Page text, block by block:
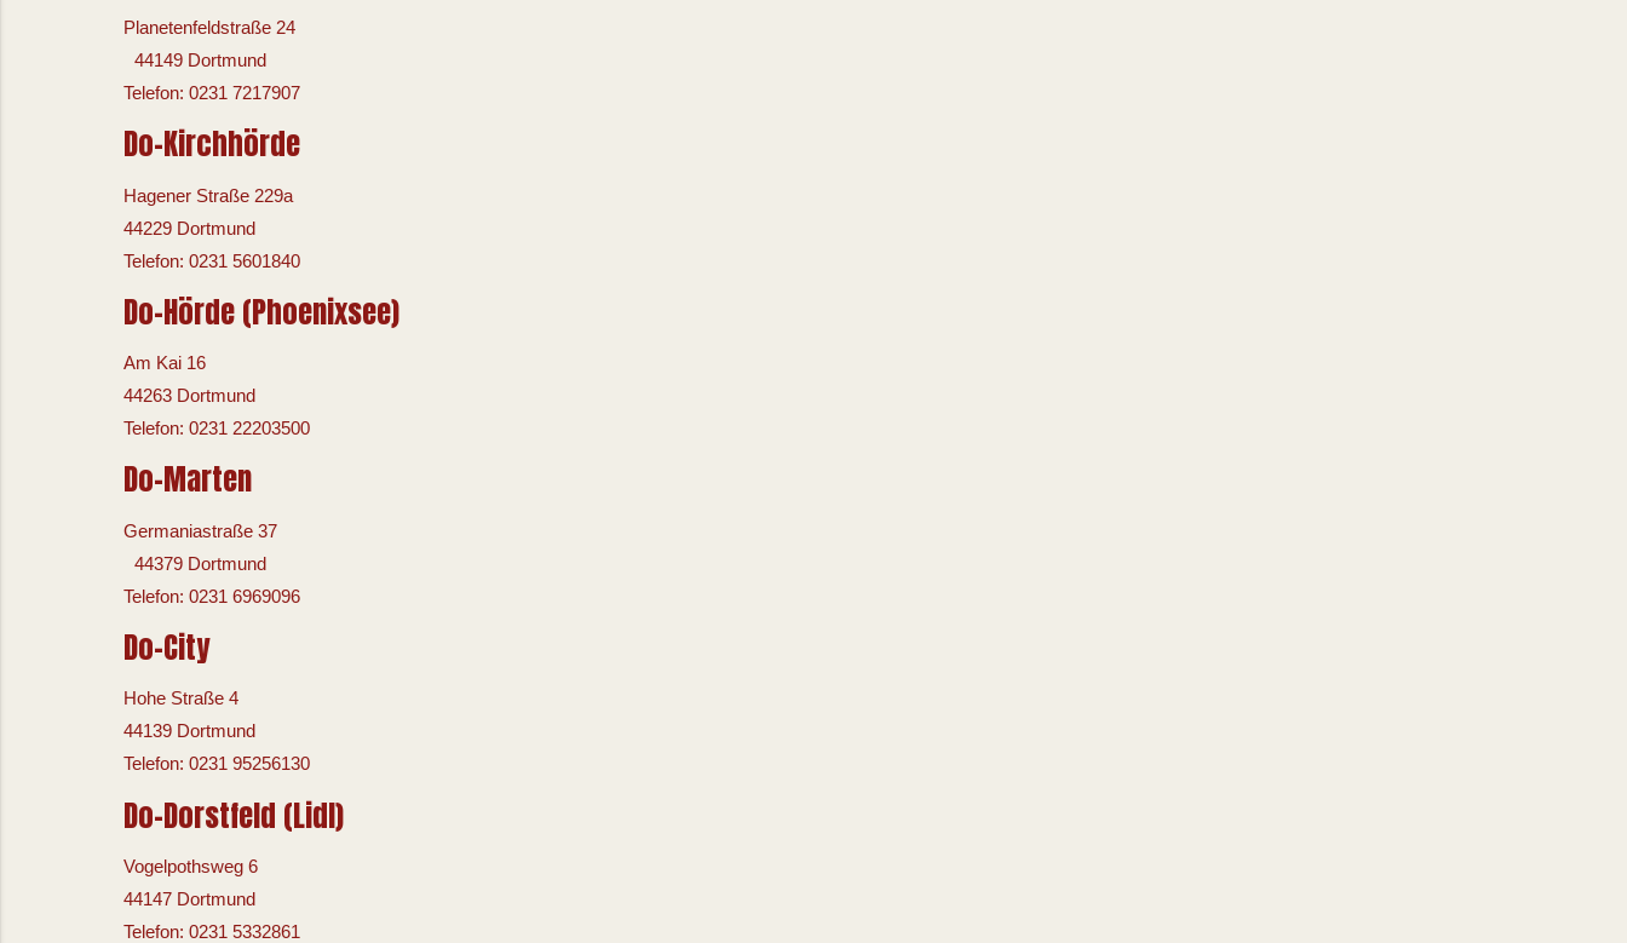
Planetenfeldstraße 24
44149 Dortmund
Telefon: 0231 7217907
Do-Kirchhörde
Hagener Straße 229a
44229 Dortmund
Telefon: 0231 5601840
Do-Hörde (Phoenixsee)
Am Kai 16
44263 Dortmund
Telefon: 0231 22203500
Do-Marten
Germaniastraße 37
44379 Dortmund
Telefon: 0231 6969096
Do-City
Hohe Straße 4
44139 Dortmund
Telefon: 0231 95256130
Do-Dorstfeld (Lidl)
Vogelpothsweg 6
44147 Dortmund
Telefon: 0231 5332861